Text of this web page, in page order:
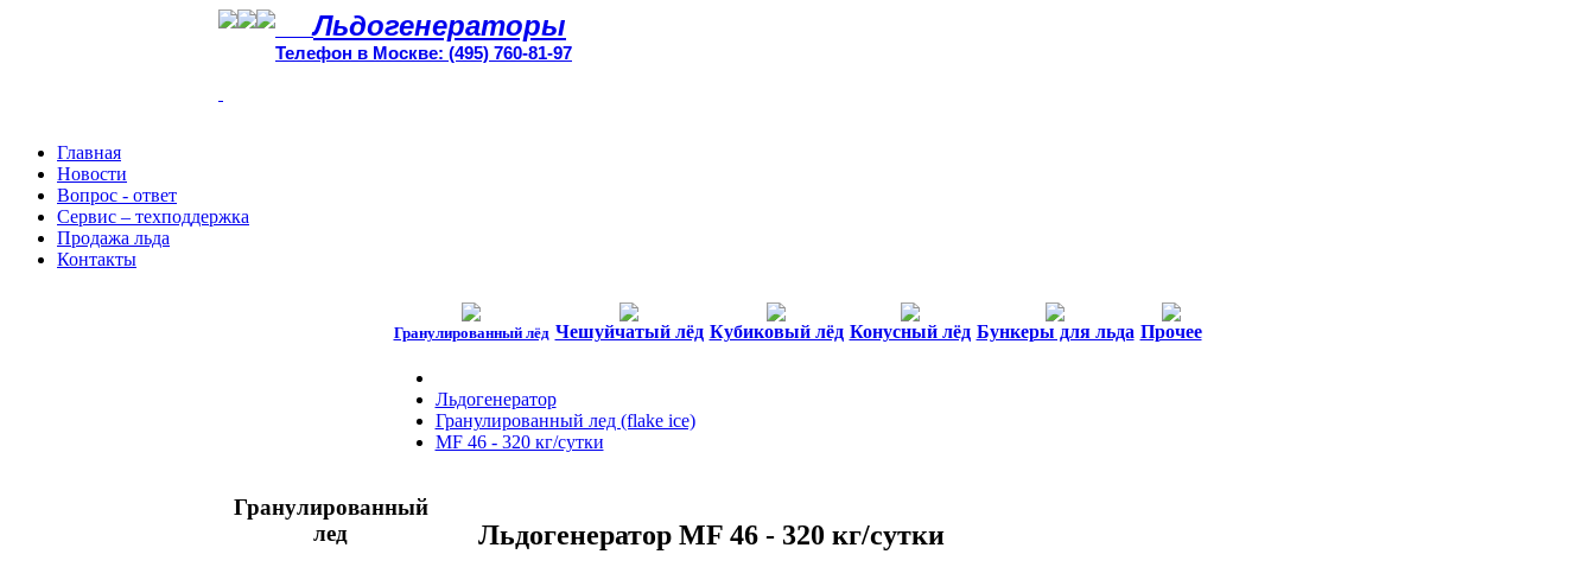
Льдогенераторы
Телефон в Москве: (495) 760-81-97
Главная
Новости
Вопрос - ответ
Сервис – техподдержка
Продажа льда
Контакты
Гранулированный лёд Чешуйчатый лёд Кубиковый лёд Конусный лёд Бункеры для льда Прочее
Льдогенератор
Гранулированный лед (flake ice)
MF 46 - 320 кг/сутки
Гранулированный
лед
Льдогенератор MF 46 - 320 кг/сутки